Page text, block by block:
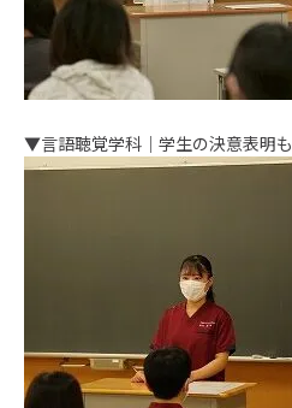
▼言語聴覚学科｜学生の決意表明も